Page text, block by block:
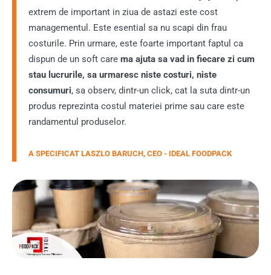
extrem de important in ziua de astazi este cost
managementul. Este esential sa nu scapi din frau
costurile. Prin urmare, este foarte important faptul ca
dispun de un soft care ma ajuta sa vad in fiecare zi cum
stau lucrurile, sa urmaresc niste costuri, niste
consumuri, sa observ, dintr-un click, cat la suta dintr-un
produs reprezinta costul materiei prime sau care este
randamentul produselor.
A SPECIFICAT LASZLO BARUCH, CEO - IDEAL FOODPACK